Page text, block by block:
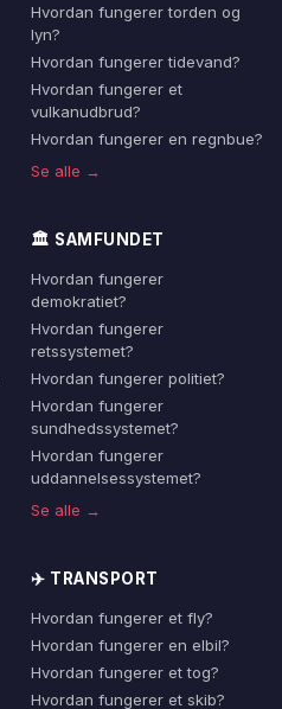
Hvordan fungerer torden og
lyn?
Hvordan fungerer tidevand?
Hvordan fungerer et
vulkanudbrud?
Hvordan fungerer en regnbue?
Se alle →
🏛️ SAMFUNDET
Hvordan fungerer
demokratiet?
Hvordan fungerer
retssystemet?
Hvordan fungerer politiet?
Hvordan fungerer
sundhedssystemet?
Hvordan fungerer
uddannelsessystemet?
Se alle →
✈️ TRANSPORT
Hvordan fungerer et fly?
Hvordan fungerer en elbil?
Hvordan fungerer et tog?
Hvordan fungerer et skib?